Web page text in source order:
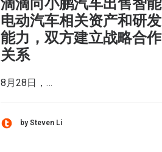
滴滴向小鹏汽车出售智能
电动汽车相关资产和研发
能力，双方建立战略合作
关系
8月28日，…
by Steven Li